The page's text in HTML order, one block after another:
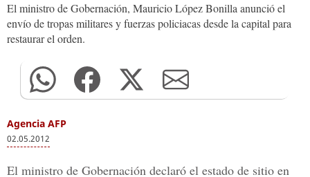
El ministro de Gobernación, Mauricio López Bonilla anunció el
envío de tropas militares y fuerzas policiacas desde la capital para
restaurar el orden.
Agencia AFP
02.05.2012
El ministro de Gobernación declaró el estado de sitio en